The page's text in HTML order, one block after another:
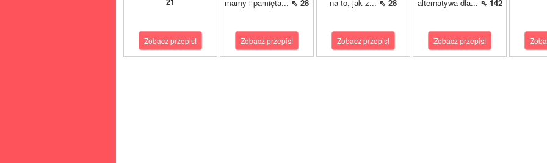
Zobacz przepis!
mamy i pamięta... ⇖ 28
Zobacz przepis!
na to, jak z... ⇖ 28
Zobacz przepis!
alternatywa dla... ⇖ 142
Zobacz przepis!